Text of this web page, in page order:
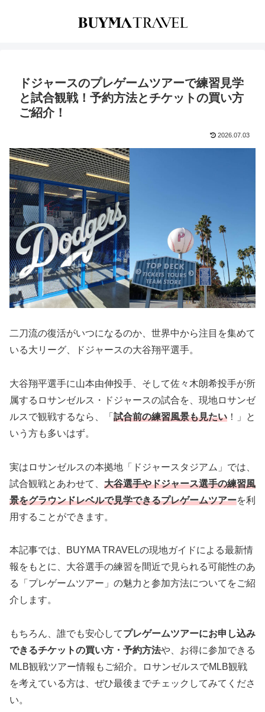
ドジャースのプレゲームツアーで練習見学
と試合観戦！予約方法とチケットの買い方
ご紹介！
2026.07.03
二刀流の復活がいつになるのか、世界中から注目を集めて
いる大リーグ、ドジャースの大谷翔平選手。
大谷翔平選手に山本由伸投手、そして佐々木朗希投手が所
属するロサンゼルス・ドジャースの試合を、現地ロサンゼ
ルスで観戦するなら、「 試合前の練習風景も見たい ！」と
いう方も多いはず。
実はロサンゼルスの本拠地「ドジャースタジアム」では、
試合観戦とあわせて、 大谷選手やドジャース選手の練習風
景をグラウンドレベルで見学できるプレゲームツアーを利
用することができます。
本記事では、BUYMA TRAVELの現地ガイドによる最新情
報をもとに、大谷選手の練習を間近で見られる可能性のあ
る「プレゲームツアー」の魅力と参加方法についてをご紹
介します。
もちろん、誰でも安心してプレゲームツアーにお申し込み
できるチケットの買い方・予約方法や、お得に参加できる
MLB観戦ツアー情報もご紹介。ロサンゼルスでMLB観戦
を考えている方は、ぜひ最後までチェックしてみてくださ
い。